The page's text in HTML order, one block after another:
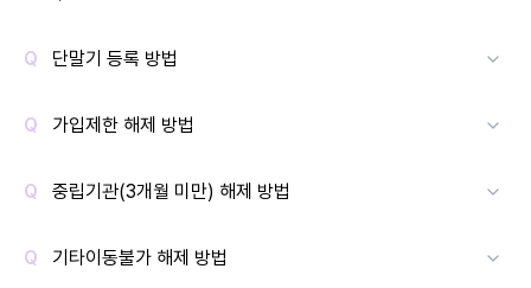
단말기 등록 방법
가입제한 해제 방법
중립기관(3개월 미만) 해제 방법
기타이동불가 해제 방법